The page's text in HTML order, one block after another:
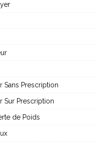
Sans Prescription
Sur Prescription
de Poids